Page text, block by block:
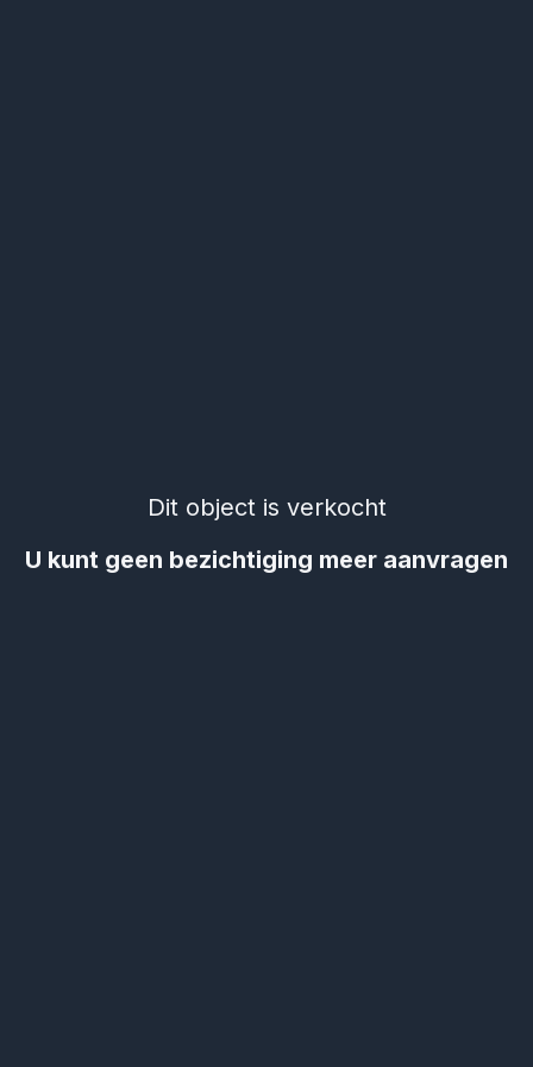
Dit object is verkocht
U kunt geen bezichtiging meer aanvragen